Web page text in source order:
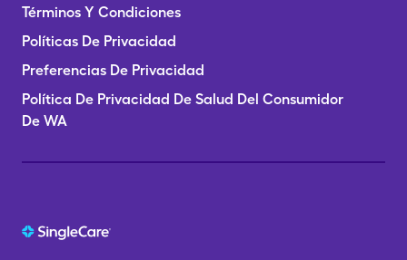
Términos Y Condiciones
Políticas De Privacidad
Preferencias De Privacidad
Política De Privacidad De Salud Del Consumidor
De WA